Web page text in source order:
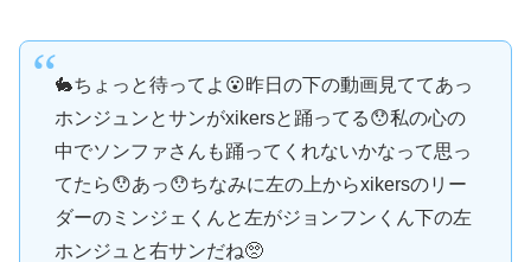
🐇ちょっと待ってよ😮昨日の下の動画見ててあっ
ホンジュンとサンがxikersと踊ってる😯私の心の
中でソンファさんも踊ってくれないかなって思っ
てたら😯あっ😯ちなみに左の上からxikersのリー
ダーのミンジェくんと左がジョンフンくん下の左
ホンジュと右サンだね🥺